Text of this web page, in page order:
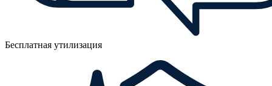
Бесплатная утилизация